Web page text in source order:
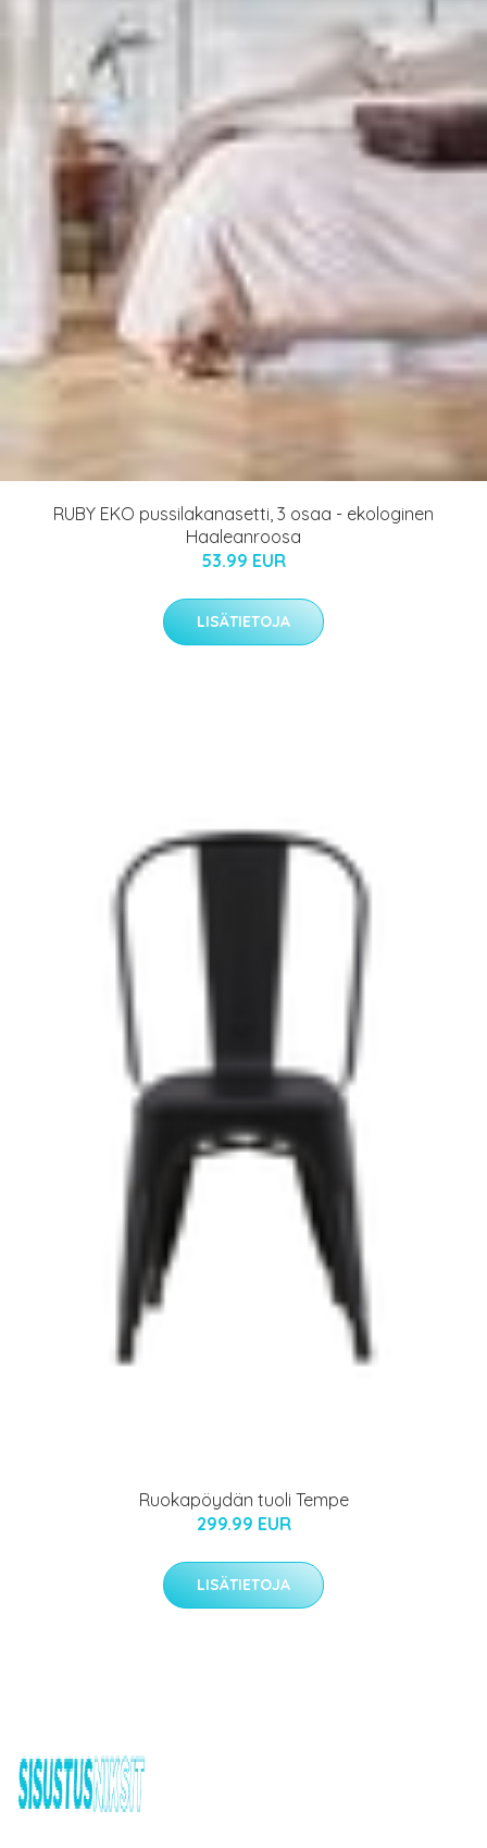
RUBY EKO pussilakanasetti, 3 osaa - ekologinen
Haaleanroosa
53.99 EUR
LISÄTIETOJA
Ruokapöydän tuoli Tempe
299.99 EUR
LISÄTIETOJA